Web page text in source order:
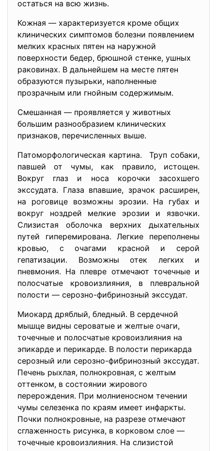
остаться на всю жизнь.
Кожная — характеризуется кроме общих
клинических симптомов болезни появлением
мелких красных пятен на наружной
поверхности бедер, брюшной стенке, ушных
раковинах. В дальнейшем на месте пятен
образуются пузырьки, наполненные
прозрачным или гнойным содержимым.
Смешанная — проявляется у животных
большим разнообразием клинических
признаков, перечисленных выше.
Патоморфологическая картина. Труп собаки,
павшей от чумы, как правило, истощен.
Вокруг глаз и носа корочки засохшего
экссудата. Глаза впавшие, зрачок расширен,
на роговице возможны эрозии. На губах и
вокруг ноздрей мелкие эрозии и язвочки.
Слизистая оболочка верхних дыхательных
путей гиперемирована. Легкие переполнены
кровью, с очагами красной и серой
гепатизации. Возможны отек легких и
пневмония. На плевре отмечают точечные и
полосчатые кровоизлияния, в плевральной
полости — серозно-фибринозный экссудат.
Миокард дряблый, бледный. В сердечной
мышце видны сероватые и желтые очаги,
точечные и полосчатые кровоизлияния на
эпикарде и перикарде. В полости перикарда
серозный или серозно-фибринозный экссудат.
Печень рыхлая, полнокровная, с желтым
оттенком, в состоянии жирового
перерождения. При молниеносном течении
чумы селезенка по краям имеет инфаркты.
Почки полнокровные, на разрезе отмечают
сглаженность рисунка, в корковом слое —
точечные кровоизлияния. На слизистой